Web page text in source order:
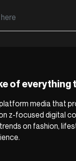
of everything
media that
z-focused digital
on fashion,